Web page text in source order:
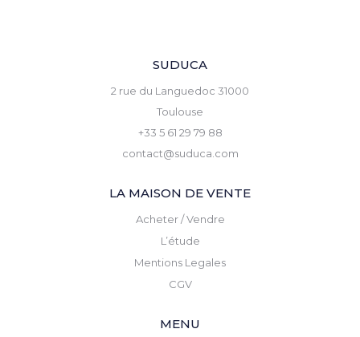
SUDUCA
2 rue du Languedoc 31000
Toulouse
+33 5 61 29 79 88
contact@suduca.com
LA MAISON DE VENTE
Acheter / Vendre
L’étude
Mentions Legales
CGV
MENU